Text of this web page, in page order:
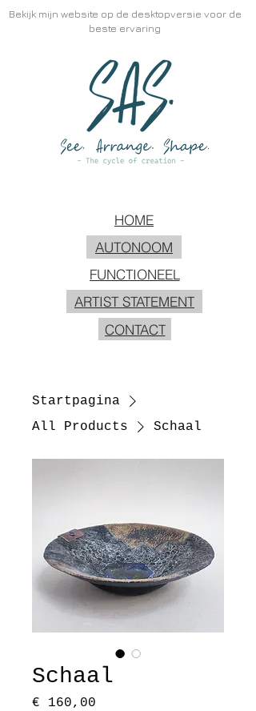
CONTACT
FUNCTIONEEL
ARTIST STATEMENT
Bekijk mijn website op de desktopversie voor de
beste ervaring
HOME
AUTONOOM
Startpagina
All Products
Schaal
Schaal
€ 160,00